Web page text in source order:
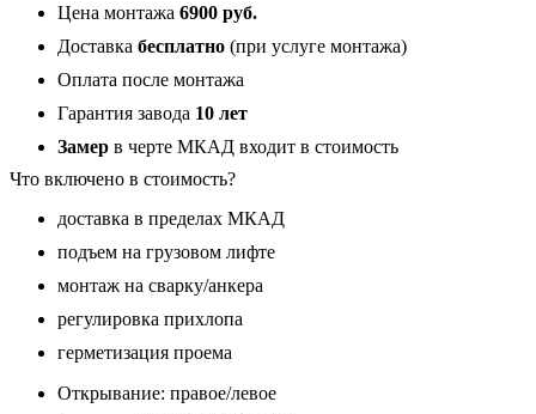
Цена монтажа 6900 руб.
Доставка бесплатно (при услуге монтажа)
Оплата после монтажа
Гарантия завода 10 лет
Замер в черте МКАД входит в стоимость
Что включено в стоимость?
доставка в пределах МКАД
подъем на грузовом лифте
монтаж на сварку/анкера
регулировка прихлопа
герметизация проема
Открывание: правое/левое